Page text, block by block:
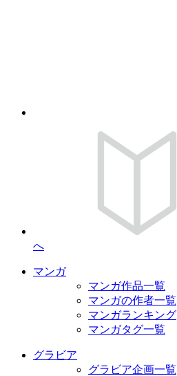
へ
マンガ
マンガ作品一覧
マンガの作者一覧
マンガランキング
マンガタグ一覧
グラビア
グラビア企画一覧